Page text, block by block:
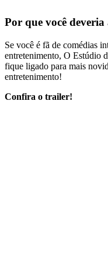
Por que você deveria
Se você é fã de comédias
entretenimento, O Estúdio
fique ligado para mais
entretenimento!
Confira o trailer!